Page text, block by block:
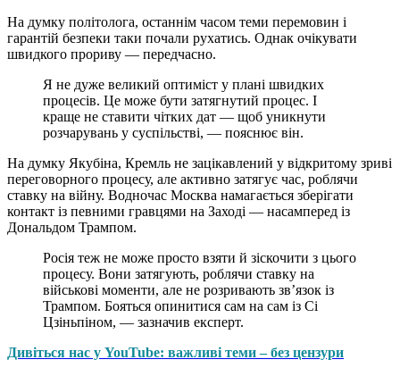
На думку політолога, останнім часом теми перемовин і
гарантій безпеки таки почали рухатись. Однак очікувати
швидкого прориву — передчасно.
Я не дуже великий оптиміст у плані швидких
процесів. Це може бути затягнутий процес. І
краще не ставити чітких дат — щоб уникнути
розчарувань у суспільстві, — пояснює він.
На думку Якубіна, Кремль не зацікавлений у відкритому зриві
переговорного процесу, але активно затягує час, роблячи
ставку на війну. Водночас Москва намагається зберігати
контакт із певними гравцями на Заході — насамперед із
Дональдом Трампом.
Росія теж не може просто взяти й зіскочити з цього
процесу. Вони затягують, роблячи ставку на
військові моменти, але не розривають зв’язок із
Трампом. Бояться опинитися сам на сам із Сі
Цзіньпіном, — зазначив експерт.
Дивіться нас у YouTube: важливі теми – без цензури